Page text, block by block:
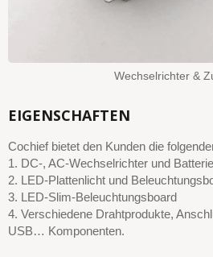
Wechselrichter &
EIGENSCHAFTEN
Cochief bietet den Kunden die
1. DC-, AC-Wechselrichter und
2. LED-Plattenlicht und
3. LED-Slim-Beleuchtungsboard
4. Verschiedene Drahtprodukte,
USB… Komponenten.